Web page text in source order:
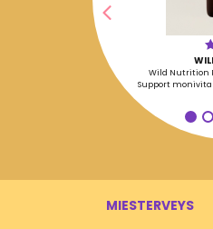
Wild Nutrition
Support
Edellinen
MIESTERVEYS